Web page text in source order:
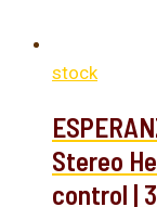
stock
Stereo
control |